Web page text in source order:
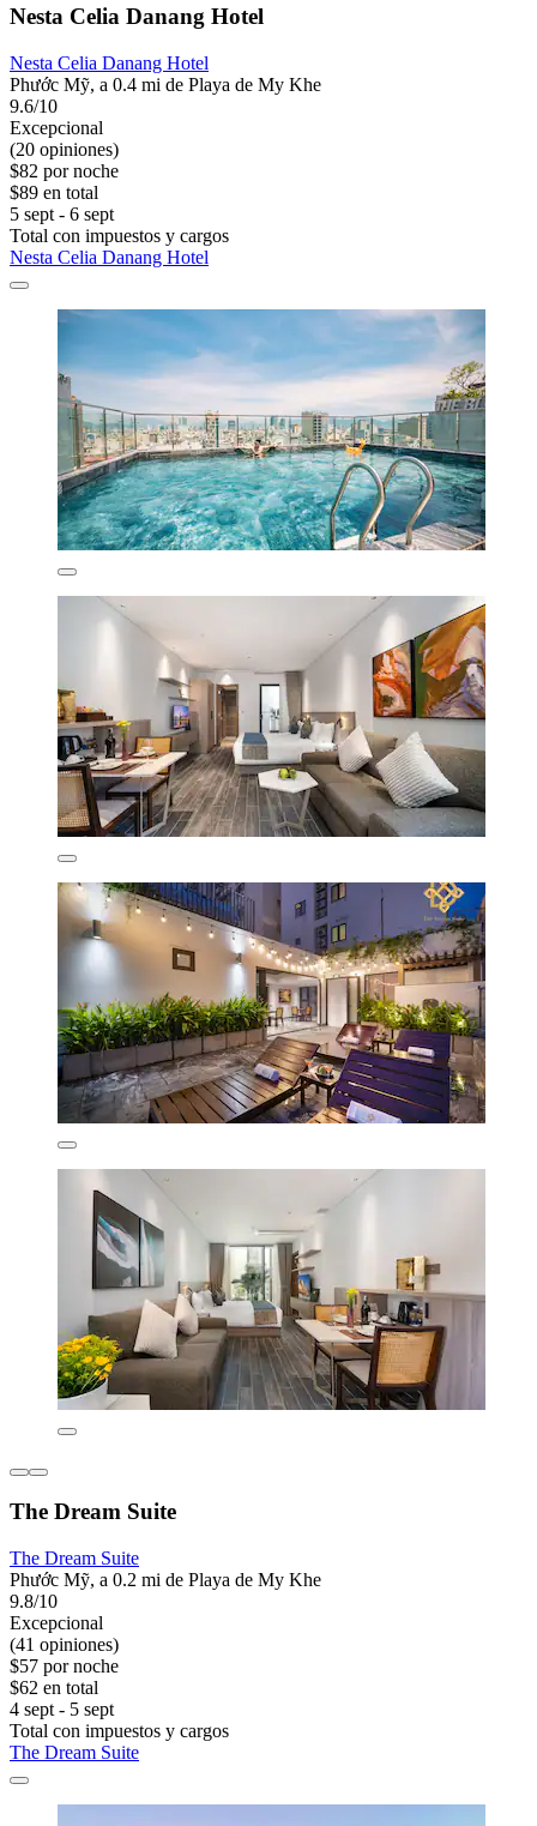
Nesta Celia Danang Hotel
Nesta Celia Danang Hotel
Phước Mỹ, a 0.4 mi de Playa de My Khe
9.6/10
Excepcional
(20 opiniones)
$82 por noche
$89 en total
5 sept - 6 sept
Total con impuestos y cargos
Nesta Celia Danang Hotel
The Dream Suite
The Dream Suite
Phước Mỹ, a 0.2 mi de Playa de My Khe
9.8/10
Excepcional
(41 opiniones)
$57 por noche
$62 en total
4 sept - 5 sept
Total con impuestos y cargos
The Dream Suite